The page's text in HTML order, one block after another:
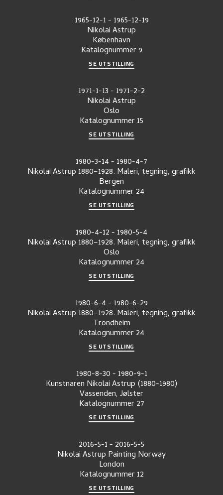
1965-12-1- 1965-12-19
Nikolai Astrup
København
Katalognummer9
SE UTSTILLING
1971-1-13- 1971-2-2
Nikolai Astrup
Oslo
Katalognummer15
SE UTSTILLING
1980-3-14- 1980-4-7
Nikolai Astrup 1880–1928. Maleri, tegning, grafikk
Bergen
Katalognummer24
SE UTSTILLING
1980-4-12- 1980-5-4
Nikolai Astrup 1880–1928. Maleri, tegning, grafikk
Oslo
Katalognummer24
SE UTSTILLING
1980-6-4- 1980-6-29
Nikolai Astrup 1880–1928. Maleri, tegning, grafikk
Trondheim
Katalognummer24
SE UTSTILLING
1980-8-30- 1980-9-1
Kunstnaren Nikolai Astrup (1880-1980)
Vassenden, Jølster
Katalognummer 27
SE UTSTILLING
2016-5-1- 2016-5-5
Nikolai Astrup Painting Norway
London
Katalognummer 12
SE UTSTILLING